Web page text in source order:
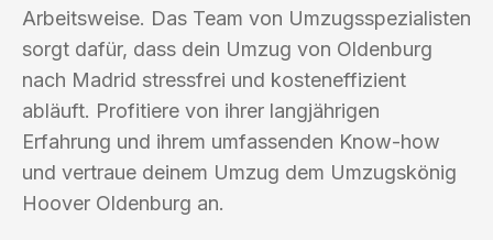
Arbeitsweise. Das Team von Umzugsspezialisten
sorgt dafür, dass dein Umzug von Oldenburg
nach Madrid stressfrei und kosteneffizient
abläuft. Profitiere von ihrer langjährigen
Erfahrung und ihrem umfassenden Know-how
und vertraue deinem Umzug dem Umzugskönig
Hoover Oldenburg an.